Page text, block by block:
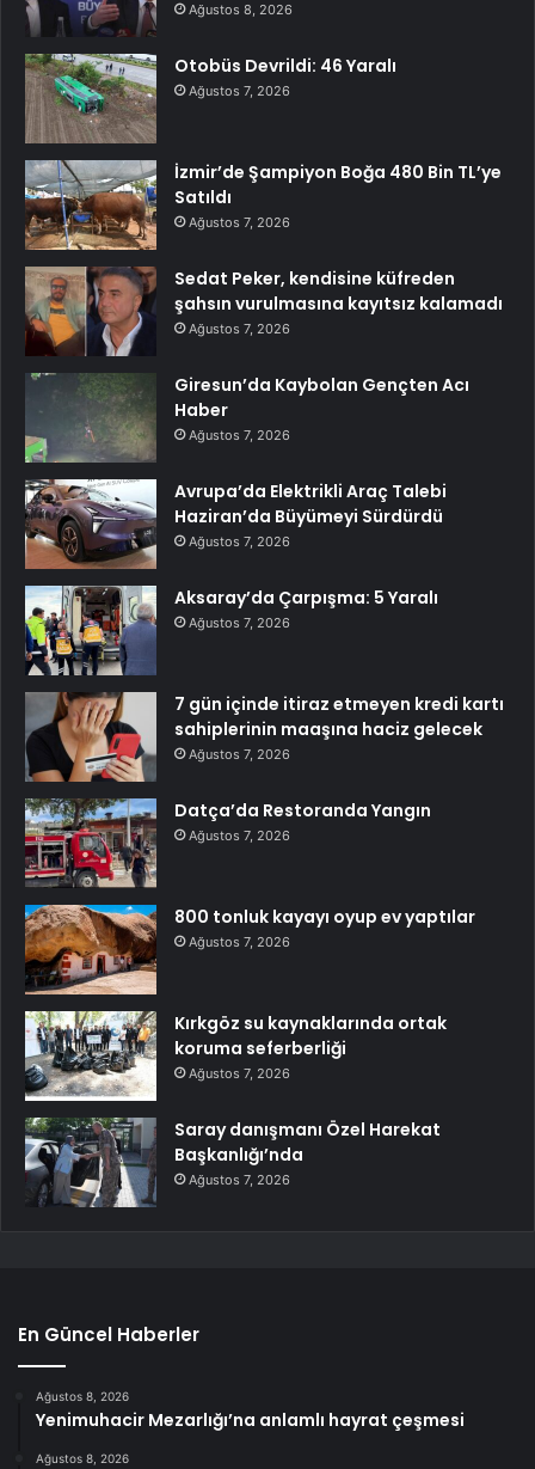
Ağustos 8, 2026
Otobüs Devrildi: 46 Yaralı
Ağustos 7, 2026
İzmir’de Şampiyon Boğa 480 Bin TL’ye
Satıldı
Ağustos 7, 2026
Sedat Peker, kendisine küfreden
şahsın vurulmasına kayıtsız kalamadı
Ağustos 7, 2026
Giresun’da Kaybolan Gençten Acı
Haber
Ağustos 7, 2026
Avrupa’da Elektrikli Araç Talebi
Haziran’da Büyümeyi Sürdürdü
Ağustos 7, 2026
Aksaray’da Çarpışma: 5 Yaralı
Ağustos 7, 2026
7 gün içinde itiraz etmeyen kredi kartı
sahiplerinin maaşına haciz gelecek
Ağustos 7, 2026
Datça’da Restoranda Yangın
Ağustos 7, 2026
800 tonluk kayayı oyup ev yaptılar
Ağustos 7, 2026
Kırkgöz su kaynaklarında ortak
koruma seferberliği
Ağustos 7, 2026
Saray danışmanı Özel Harekat
Başkanlığı’nda
Ağustos 7, 2026
En Güncel Haberler
Ağustos 8, 2026
Yenimuhacir Mezarlığı’na anlamlı hayrat çeşmesi
Ağustos 8, 2026